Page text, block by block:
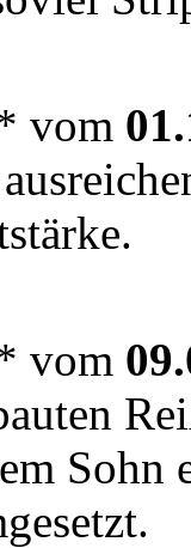
vom
vom
Sohn